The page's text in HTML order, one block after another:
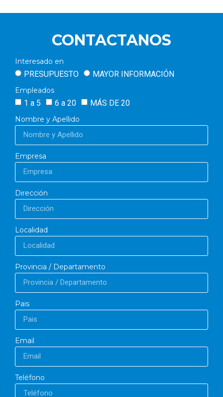
CONTACTANOS
Interesado en
PRESUPUESTO MAYOR INFORMACIÓN
Empleados
1 a 5 6 a 20 MÁS DE 20
Nombre y Apellido
Empresa
Dirección
Localidad
Provincia / Departamento
Pais
Email
Teléfono